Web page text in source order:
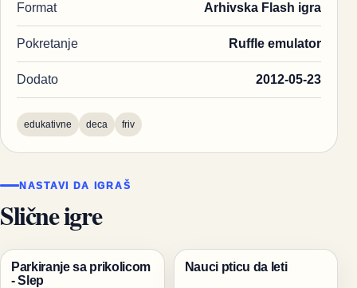
Format Arhivska Flash igra
Pokretanje Ruffle emulator
Dodato 2012-05-23
edukativne deca friv
NASTAVI DA IGRAŠ
Slične igre
Trke
Parkiranje sa prikolicom
- Slep
Životinje
Nauci pticu da leti